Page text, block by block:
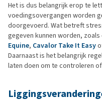
Het is dus belangrijk erop te
voedingsovergangen worden
doorgevoerd. Wat betreft
gegeven kunnen worden, zoals
Equine, Cavalor Take It Easy
Daarnaast is het belangrijk
laten doen om te controleren